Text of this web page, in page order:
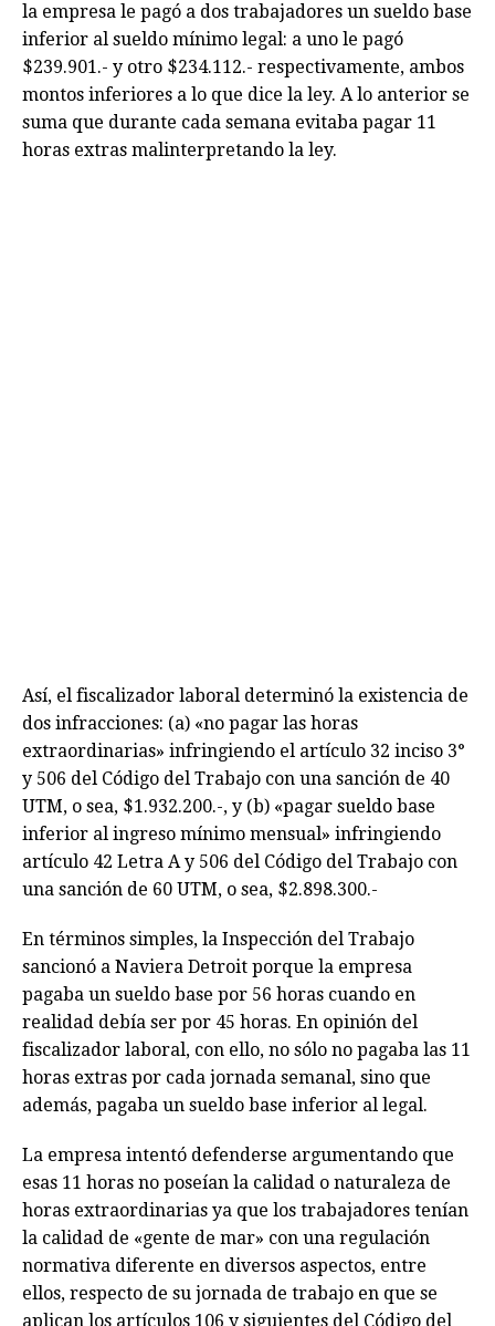
la empresa le pagó a dos trabajadores un sueldo base
inferior al sueldo mínimo legal: a uno le pagó
$239.901.- y otro $234.112.- respectivamente, ambos
montos inferiores a lo que dice la ley. A lo anterior se
suma que durante cada semana evitaba pagar 11
horas extras malinterpretando la ley.
Así, el fiscalizador laboral determinó la existencia de
dos infracciones: (a) «no pagar las horas
extraordinarias» infringiendo el artículo 32 inciso 3°
y 506 del Código del Trabajo con una sanción de 40
UTM, o sea, $1.932.200.-, y (b) «pagar sueldo base
inferior al ingreso mínimo mensual» infringiendo
artículo 42 Letra A y 506 del Código del Trabajo con
una sanción de 60 UTM, o sea, $2.898.300.-
En términos simples, la Inspección del Trabajo
sancionó a Naviera Detroit porque la empresa
pagaba un sueldo base por 56 horas cuando en
realidad debía ser por 45 horas. En opinión del
fiscalizador laboral, con ello, no sólo no pagaba las 11
horas extras por cada jornada semanal, sino que
además, pagaba un sueldo base inferior al legal.
La empresa intentó defenderse argumentando que
esas 11 horas no poseían la calidad o naturaleza de
horas extraordinarias ya que los trabajadores tenían
la calidad de «gente de mar» con una regulación
normativa diferente en diversos aspectos, entre
ellos, respecto de su jornada de trabajo en que se
aplican los artículos 106 y siguientes del Código del